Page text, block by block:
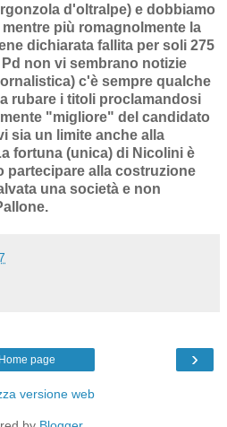
d'oltralpe) e dobbiamo
più romagnolmente la
dichiarata fallita per soli 275
non vi sembrano notizie
c'è sempre qualche
rubare i titoli proclamandosi
"migliore" del candidato
sia un limite anche alla
fortuna (unica) di Nicolini è
partecipare alla costruzione
una società e non
›
Home page
versione web